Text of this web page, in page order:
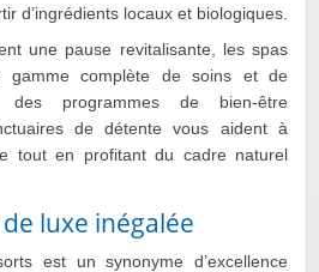
d’ingrédients locaux et biologiques.
une pause revitalisante, les spas
gamme complète de soins et de
programmes de bien-être
de détente vous aident à
tout en profitant du cadre naturel
luxe inégalée
est un synonyme d’excellence